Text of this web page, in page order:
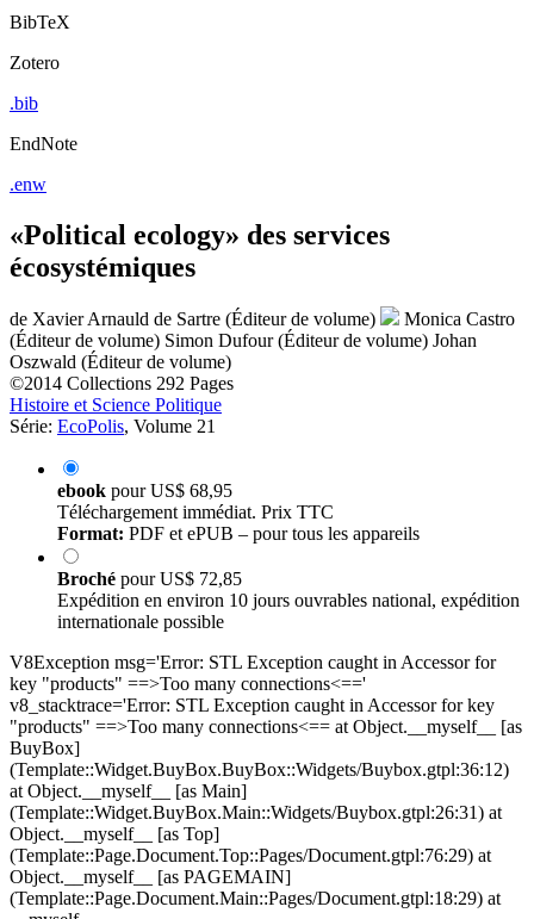
BibTeX
Zotero
.bib
EndNote
.enw
«Political ecology» des services
écosystémiques
de Xavier Arnauld de Sartre (Éditeur de volume)
Monica Castro
(Éditeur de volume) Simon Dufour (Éditeur de volume) Johan
Oszwald (Éditeur de volume)
©2014 Collections 292 Pages
Histoire et Science Politique
Série: EcoPolis, Volume 21
ebook pourUS$ 68,95
Téléchargement immédiat. Prix TTC
Format: PDF et ePUB – pour tous les appareils
Broché pourUS$ 72,85
Expédition en environ 10 jours ouvrables national, expédition
internationale possible
V8Exception msg='Error: STL Exception caught in Accessor for
key "products" ==>Too many connections<=='
v8_stacktrace='Error: STL Exception caught in Accessor for key
"products" ==>Too many connections<== at Object.__myself__ [as
BuyBox]
(Template::Widget.BuyBox.BuyBox::Widgets/Buybox.gtpl:36:12)
at Object.__myself__ [as Main]
(Template::Widget.BuyBox.Main::Widgets/Buybox.gtpl:26:31) at
Object.__myself__ [as Top]
(Template::Page.Document.Top::Pages/Document.gtpl:76:29) at
Object.__myself__ [as PAGEMAIN]
(Template::Page.Document.Main::Pages/Document.gtpl:18:29) at